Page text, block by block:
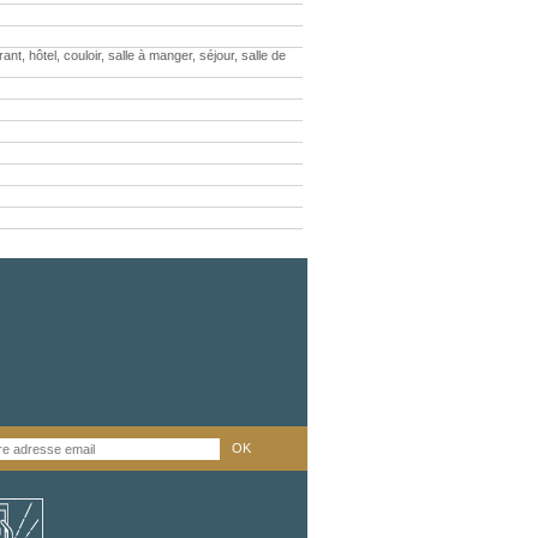
hôtel, couloir, salle à manger, séjour, salle de
OK